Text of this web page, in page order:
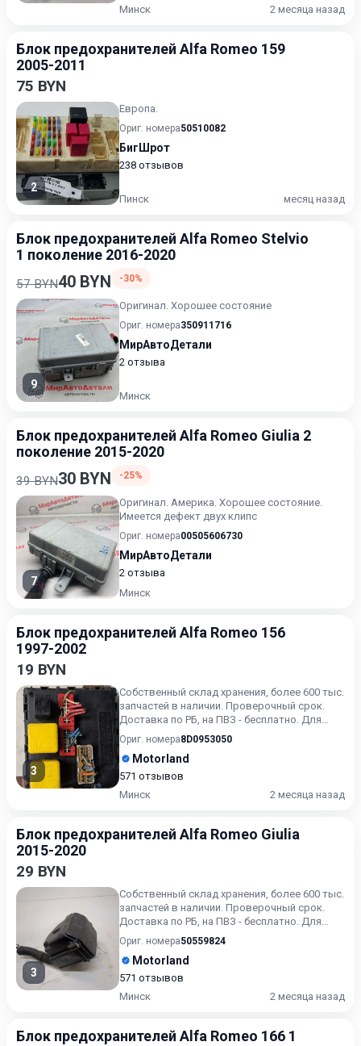
Минск
2 месяца назад
Блок предохранителей Alfa Romeo 159
2005-2011
75 BYN
2
Европа.
Ориг. номера50510082
БигШрот
238 отзывов
Пинск месяц назад
Блок предохранителей Alfa Romeo Stelvio
1 поколение 2016-2020
57 BYN40 BYN -30%
9
Оригинал. Хорошее состояние
Ориг. номера350911716
МирАвтоДетали
2 отзыва
Минск
Блок предохранителей Alfa Romeo Giulia 2
поколение 2015-2020
39 BYN30 BYN -25%
7
Оригинал. Америка. Хорошее состояние.
Имеется дефект двух клипс
Ориг. номера00505606730
МирАвтоДетали
2 отзыва
Минск
Блок предохранителей Alfa Romeo 156
1997-2002
19 BYN
3
Собственный склад хранения, более 600 тыс.
запчастей в наличии. Проверочный срок.
Доставка по РБ, на ПВЗ - бесплатно. Для
получения актуальн...
Ориг. номера8D0953050
Motorland
571 отзывов
Минск
2 месяца назад
Блок предохранителей Alfa Romeo Giulia
2015-2020
29 BYN
3
Собственный склад хранения, более 600 тыс.
запчастей в наличии. Проверочный срок.
Доставка по РБ, на ПВЗ - бесплатно. Для
получения актуальн...
Ориг. номера50559824
Motorland
571 отзывов
Минск
2 месяца назад
Блок предохранителей Alfa Romeo 166 1